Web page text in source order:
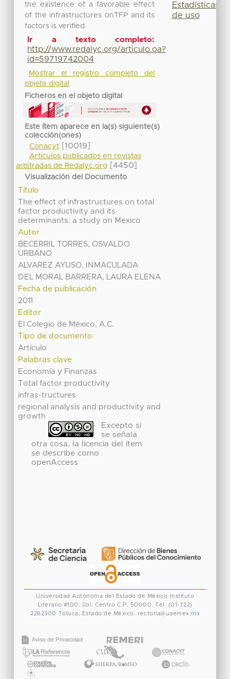
the existence of a favorable effect
of the infrastructures onTFP and its
factors is verified.
Ir a texto completo:
http://www.redalyc.org/articulo.oa?
id=59719742004
Mostrar el registro completo del
objeto digital
Ficheros en el objeto digital
Este ítem aparece en la(s) siguiente(s)
colección(ones)
Conacyt[10019]
Artículos publicados en revistas
arbitradas de Redalyc.org
[4450]
Visualización del Documento
Título
The effect of infrastructures on total
factor productivity and its
determinants: a study on Mexico
Autor
BECERRIL TORRES, OSVALDO
URBANO
ALVAREZ AYUSO, INMACULADA
DEL MORAL BARRERA, LAURA ELENA
Fecha de publicación
2011
Editor
El Colegio de México, A.C.
Tipo de documento
Artículo
Palabras clave
Economía y Finanzas
Total factor productivity
infras-tructures
regional analysis and productivity and
growth
Excepto si
se señala
otra cosa, la licencia del ítem
se describe como
openAccess
Estadísticas
de uso
Universidad Autónoma del Estado de México
Instituto
Literario #100. Col. Centro C.P. 50000. Tel. (01-722)
2262300
Toluca, Estado de México. rectoria@uaemex.mx